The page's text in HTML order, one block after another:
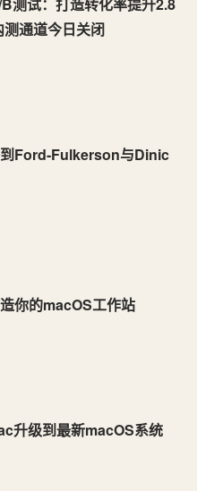
通道今日关闭
Ford-Fulkerson与Dinic
你的macOS工作站
升级到最新macOS系统